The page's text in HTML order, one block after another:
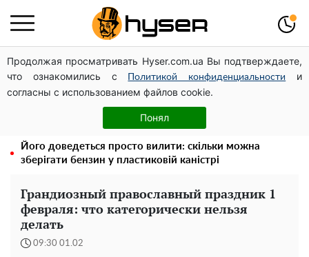
Продолжая просматривать Hyser.com.ua Вы подтверждаете,
что ознакомились с
Политикой конфиденциальности
и
согласны с использованием файлов cookie.
Понял
Таку смакоту ви відкриватимете банку за банкою:
рецепт помідорів дольками з цибулею та олією на
зиму
Як учасник бойових дій може оформити пільгу на
оплату комунальних послуг: інструкція
Його доведеться просто вилити: скільки можна
зберігати бензин у пластиковій каністрі
Грандиозный православный праздник 1
февраля: что категорически нельзя
делать
09:30 01.02